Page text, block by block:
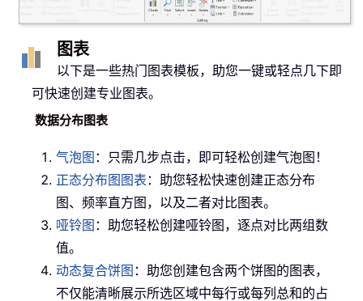
图表
以下是一些热门图表模板，助您一键或轻点几下即
可快速创建专业图表。
数据分布图表
气泡图 ：只需几步点击，即可轻松创建气泡图！
正态分布图图表 ：助您轻松快速创建正态分布
图、频率直方图，以及二者对比图表。
哑铃图 ：助您轻松创建哑铃图，逐点对比两组数
值。
动态复合饼图 ：助您创建包含两个饼图的图表，
不仅能清晰展示所选区域中每行或每列总和的占